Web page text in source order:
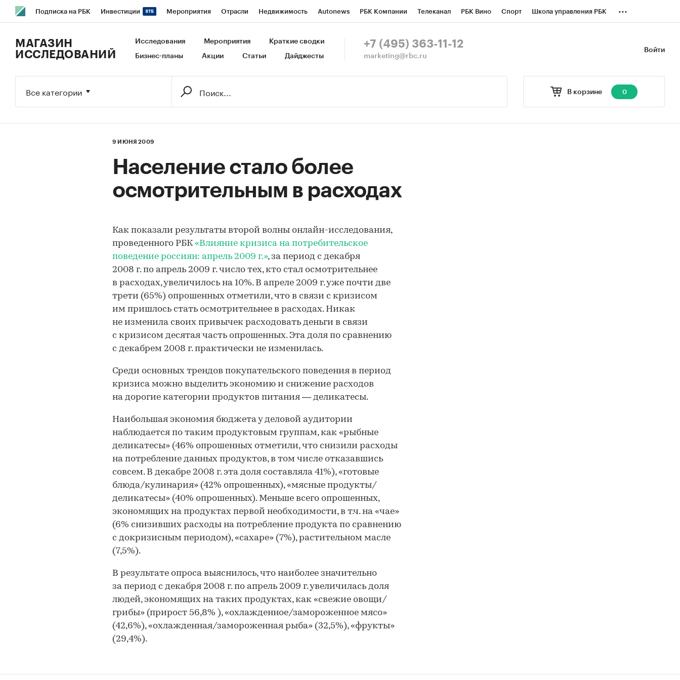
Подписка на РБК Инвестиции Мероприятия Отрасли Недвижимость Autonews РБК Компании Телеканал РБК Вино Спорт Школа управления РБК
Исследования Кредитные рейтинги Франшизы Газета Спецпроекты СПб Конференции СПб Спецпроекты
...
Войти
МАГАЗИН
ИССЛЕДОВАНИЙ
Исследования Мероприятия Краткие сводки
Бизнес-планы Акции Статьи Дайджесты
+7 (495) 363-11-12
marketing@rbc.ru
В корзине 0
Все категории
9 ИЮНЯ 2009
Население стало более
осмотрительным в расходах
Как показали результаты второй волны онлайн-исследования,
проведенного РБК «Влияние кризиса на потребительское
поведение россиян: апрель 2009 г.», за период с декабря
2008 г. по апрель 2009 г. число тех, кто стал осмотрительнее
в расходах, увеличилось на 10%. В апреле 2009 г. уже почти две
трети (65%) опрошенных отметили, что в связи с кризисом
им пришлось стать осмотрительнее в расходах. Никак
не изменила своих привычек расходовать деньги в связи
с кризисом десятая часть опрошенных. Эта доля по сравнению
с декабрем 2008 г. практически не изменилась.
Среди основных трендов покупательского поведения в период
кризиса можно выделить экономию и снижение расходов
на дорогие категории продуктов питания — деликатесы.
Наибольшая экономия бюджета у деловой аудитории
наблюдается по таким продуктовым группам, как «рыбные
деликатесы» (46% опрошенных отметили, что снизили расходы
на потребление данных продуктов, в том числе отказавшись
совсем. В декабре 2008 г. эта доля составляла 41%), «готовые
блюда/кулинария» (42% опрошенных), «мясные продукты/
деликатесы» (40% опрошенных). Меньше всего опрошенных,
экономящих на продуктах первой необходимости, в т.ч. на «чае»
(6% снизивших расходы на потребление продукта по сравнению
с докризисным периодом), «сахаре» (7%), растительном масле
(7,5%).
В результате опроса выяснилось, что наиболее значительно
за период с декабря 2008 г. по апрель 2009 г. увеличилась доля
людей, экономящих на таких продуктах, как «свежие овощи/
грибы» (прирост 56,8% ), «охлажденное/замороженное мясо»
(42,6%), «охлажденная/замороженная рыба» (32,5%), «фрукты»
(29,4%).